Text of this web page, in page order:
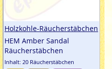
Holzkohle-Räucherstäbchen
HEM Amber Sandal
Räucherstäbchen
Inhalt: 20 Räucherstäbchen